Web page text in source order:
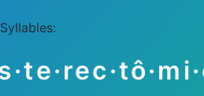
Syllables: